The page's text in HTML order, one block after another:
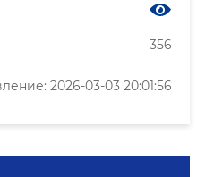
356
2026-03-03 20:01:56